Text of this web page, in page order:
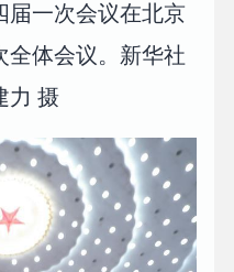
届一次会议在北京
全体会议。新华社
力 摄